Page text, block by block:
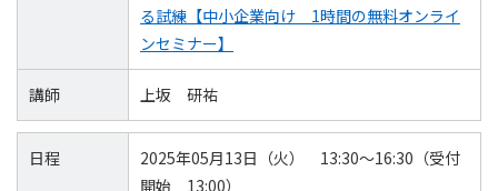
る試練【中小企業向け 1時間の無料オンライ
ンセミナー】
講師 上坂 研祐
日程
2025年05月13日（火） 13:30～16:30（受付
開始 13:00）